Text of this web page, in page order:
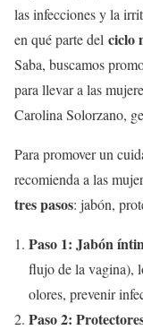
las infecciones y la
en qué parte del ciclo
Saba, buscamos
para llevar a las
Carolina Solorzano,
Para promover un
recomienda a las
tres pasos: jabón,
Paso 1: Jabón
flujo de la vagina),
olores, prevenir
Paso 2: